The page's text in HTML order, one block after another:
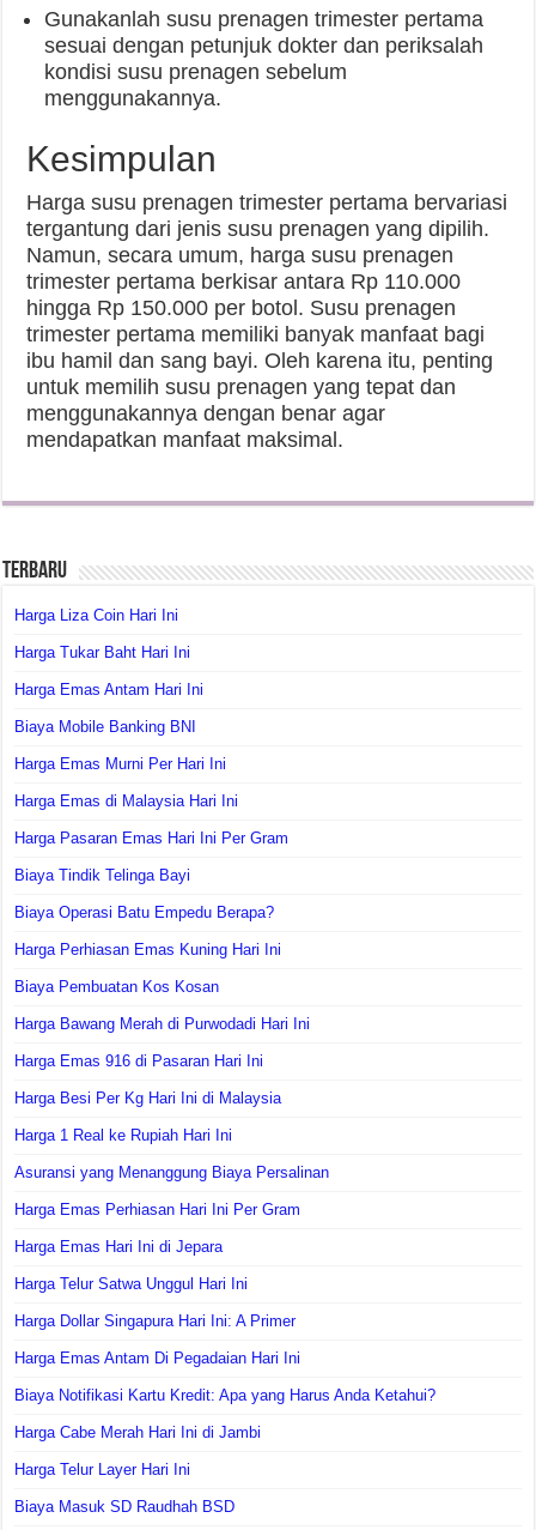
Gunakanlah susu prenagen trimester pertama
sesuai dengan petunjuk dokter dan periksalah
kondisi susu prenagen sebelum
menggunakannya.
Kesimpulan
Harga susu prenagen trimester pertama bervariasi
tergantung dari jenis susu prenagen yang dipilih.
Namun, secara umum, harga susu prenagen
trimester pertama berkisar antara Rp 110.000
hingga Rp 150.000 per botol. Susu prenagen
trimester pertama memiliki banyak manfaat bagi
ibu hamil dan sang bayi. Oleh karena itu, penting
untuk memilih susu prenagen yang tepat dan
menggunakannya dengan benar agar
mendapatkan manfaat maksimal.
Terbaru
Harga Liza Coin Hari Ini
Harga Tukar Baht Hari Ini
Harga Emas Antam Hari Ini
Biaya Mobile Banking BNI
Harga Emas Murni Per Hari Ini
Harga Emas di Malaysia Hari Ini
Harga Pasaran Emas Hari Ini Per Gram
Biaya Tindik Telinga Bayi
Biaya Operasi Batu Empedu Berapa?
Harga Perhiasan Emas Kuning Hari Ini
Biaya Pembuatan Kos Kosan
Harga Bawang Merah di Purwodadi Hari Ini
Harga Emas 916 di Pasaran Hari Ini
Harga Besi Per Kg Hari Ini di Malaysia
Harga 1 Real ke Rupiah Hari Ini
Asuransi yang Menanggung Biaya Persalinan
Harga Emas Perhiasan Hari Ini Per Gram
Harga Emas Hari Ini di Jepara
Harga Telur Satwa Unggul Hari Ini
Harga Dollar Singapura Hari Ini: A Primer
Harga Emas Antam Di Pegadaian Hari Ini
Biaya Notifikasi Kartu Kredit: Apa yang Harus Anda Ketahui?
Harga Cabe Merah Hari Ini di Jambi
Harga Telur Layer Hari Ini
Biaya Masuk SD Raudhah BSD